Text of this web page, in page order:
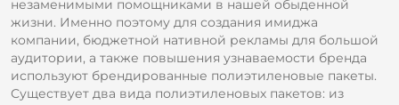
незаменимыми помощниками в нашей обыденной
жизни. Именно поэтому для создания имиджа
компании, бюджетной нативной рекламы для большой
аудитории, а также повышения узнаваемости бренда
используют брендированные полиэтиленовые пакеты.
Существует два вида полиэтиленовых пакетов: из